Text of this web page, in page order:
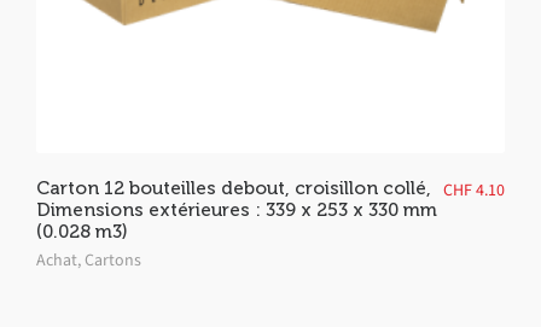
Carton 12 bouteilles debout, croisillon collé,
Dimensions extérieures : 339 x 253 x 330 mm
(0.028 m3)
Achat,Cartons
CHF4.10